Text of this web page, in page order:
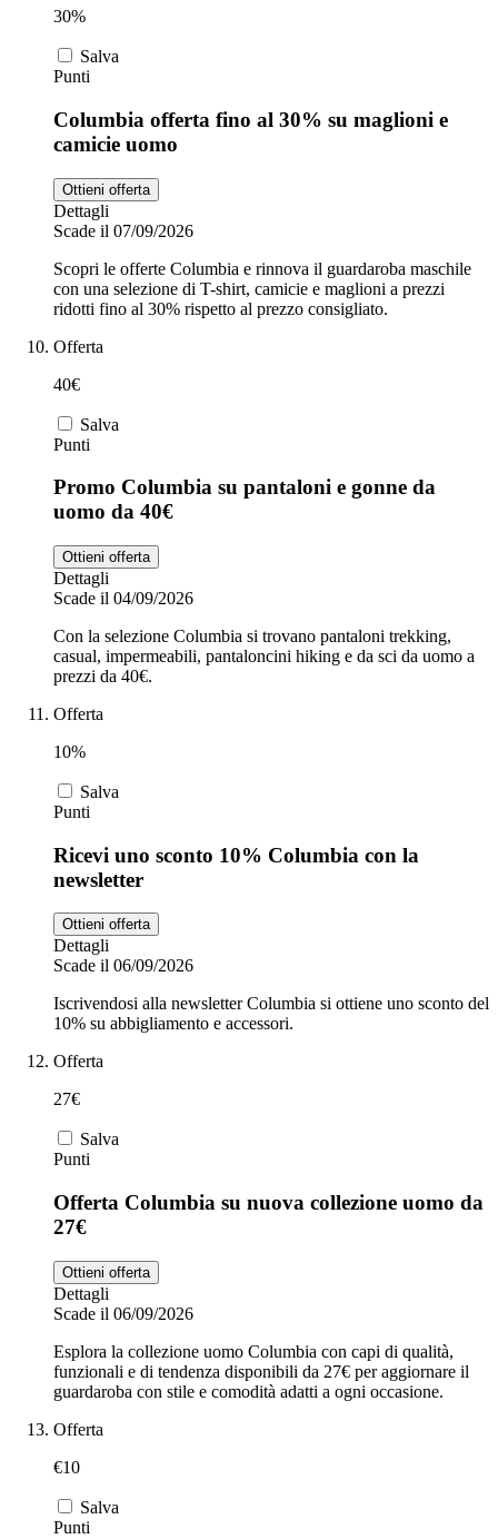
30%
Salva
Punti
Columbia offerta fino al 30% su maglioni e
camicie uomo
Ottieni offerta
Dettagli
Scade il 07/09/2026
Scopri le offerte Columbia e rinnova il guardaroba maschile
con una selezione di T-shirt, camicie e maglioni a prezzi
ridotti fino al 30% rispetto al prezzo consigliato.
Offerta
40€
Salva
Punti
Promo Columbia su pantaloni e gonne da
uomo da 40€
Ottieni offerta
Dettagli
Scade il 04/09/2026
Con la selezione Columbia si trovano pantaloni trekking,
casual, impermeabili, pantaloncini hiking e da sci da uomo a
prezzi da 40€.
Offerta
10%
Salva
Punti
Ricevi uno sconto 10% Columbia con la
newsletter
Ottieni offerta
Dettagli
Scade il 06/09/2026
Iscrivendosi alla newsletter Columbia si ottiene uno sconto del
10% su abbigliamento e accessori.
Offerta
27€
Salva
Punti
Offerta Columbia su nuova collezione uomo da
27€
Ottieni offerta
Dettagli
Scade il 06/09/2026
Esplora la collezione uomo Columbia con capi di qualità,
funzionali e di tendenza disponibili da 27€ per aggiornare il
guardaroba con stile e comodità adatti a ogni occasione.
Offerta
€10
Salva
Punti